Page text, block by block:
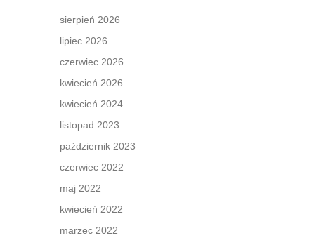
sierpień 2026
lipiec 2026
czerwiec 2026
kwiecień 2026
kwiecień 2024
listopad 2023
październik 2023
czerwiec 2022
maj 2022
kwiecień 2022
marzec 2022